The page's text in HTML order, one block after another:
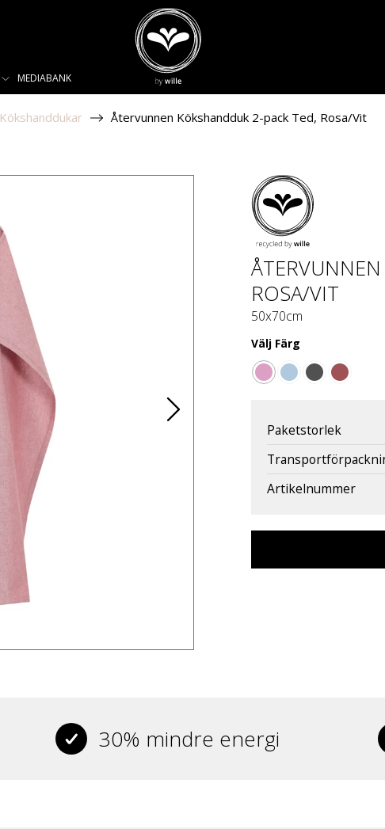
MEDIABANK
Kökshanddukar Återvunnen Kökshandduk 2-pack Ted, Rosa/Vit
ROSA/VIT
50x70cm
Välj Färg
Paketstorlek
Artikelnummer
30% mindre energi